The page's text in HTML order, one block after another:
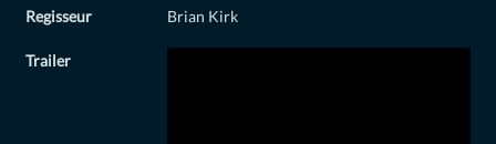
Regisseur Brian Kirk
Trailer